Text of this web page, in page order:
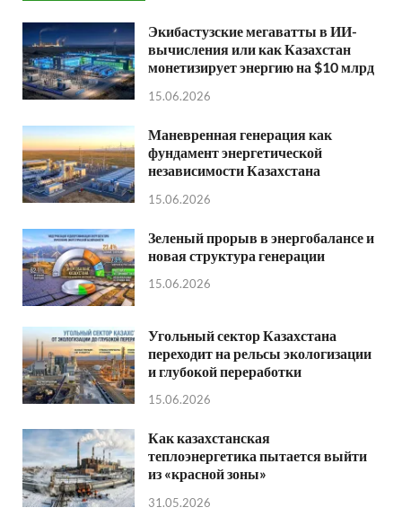
Экибастузские мегаватты в ИИ-
вычисления или как Казахстан
монетизирует энергию на $10 млрд
15.06.2026
Маневренная генерация как
фундамент энергетической
независимости Казахстана
15.06.2026
Зеленый прорыв в энергобалансе и
новая структура генерации
15.06.2026
Угольный сектор Казахстана
переходит на рельсы экологизации
и глубокой переработки
15.06.2026
Как казахстанская
теплоэнергетика пытается выйти
из «красной зоны»
31.05.2026